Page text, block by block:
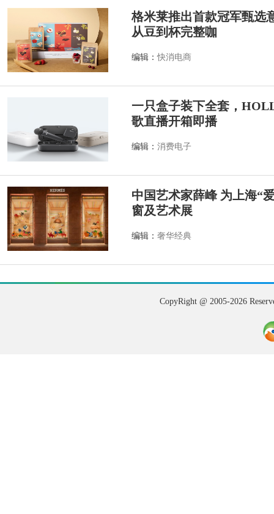
格米莱推出首款冠军甄选
从豆到杯完整咖
编辑：快消电商
一只盒子装下全套，
歌直播开箱即播
编辑： 消费电子
中国艺术家薛峰 为上海“
窗及艺术展
编辑： 奢华经典
CopyRight @ 2005-2026